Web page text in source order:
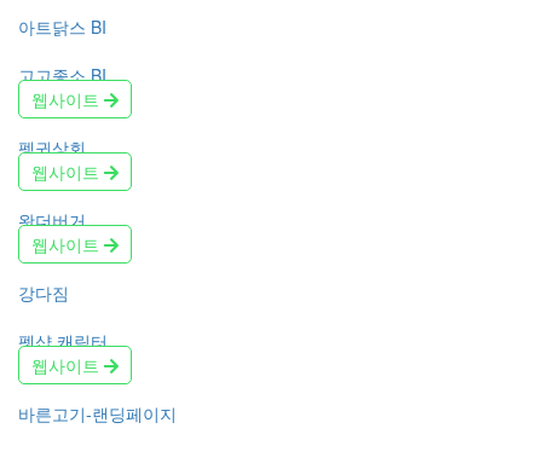
아트닭스 BI
고고좋소 BI
웹사이트
펭귄상회
웹사이트
왓더버거
웹사이트
강다짐
펫샵 캐릭터
웹사이트
바른고기-랜딩페이지